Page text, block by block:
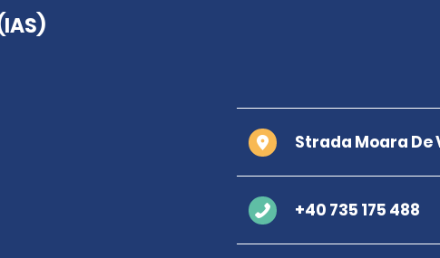
Strada Moara De
+40 735 175 488